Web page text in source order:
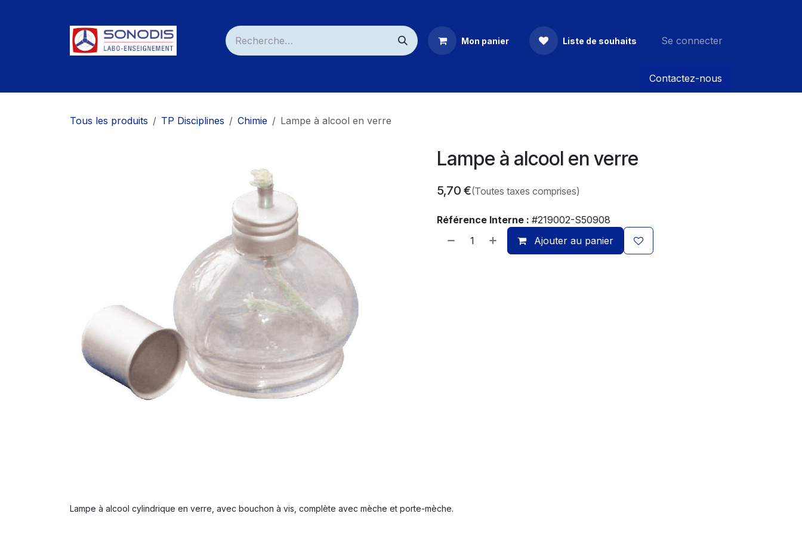
Mon panier Liste de souhaits Se connecter
Contactez-nous
Tous les produits TP Disciplines Chimie Lampe à alcool en verre
Lampe à alcool en verre
5,70 €(Toutes taxes comprises)
Référence Interne : #219002-S50908
Ajouter au panier
Lampe à alcool cylindrique en verre, avec bouchon à vis, complète avec mèche et porte-mèche.